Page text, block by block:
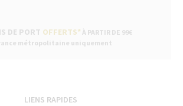
DE PORT OFFERTS* À PARTIR DE 99€
métropolitaine uniquement
LIENS RAPIDES